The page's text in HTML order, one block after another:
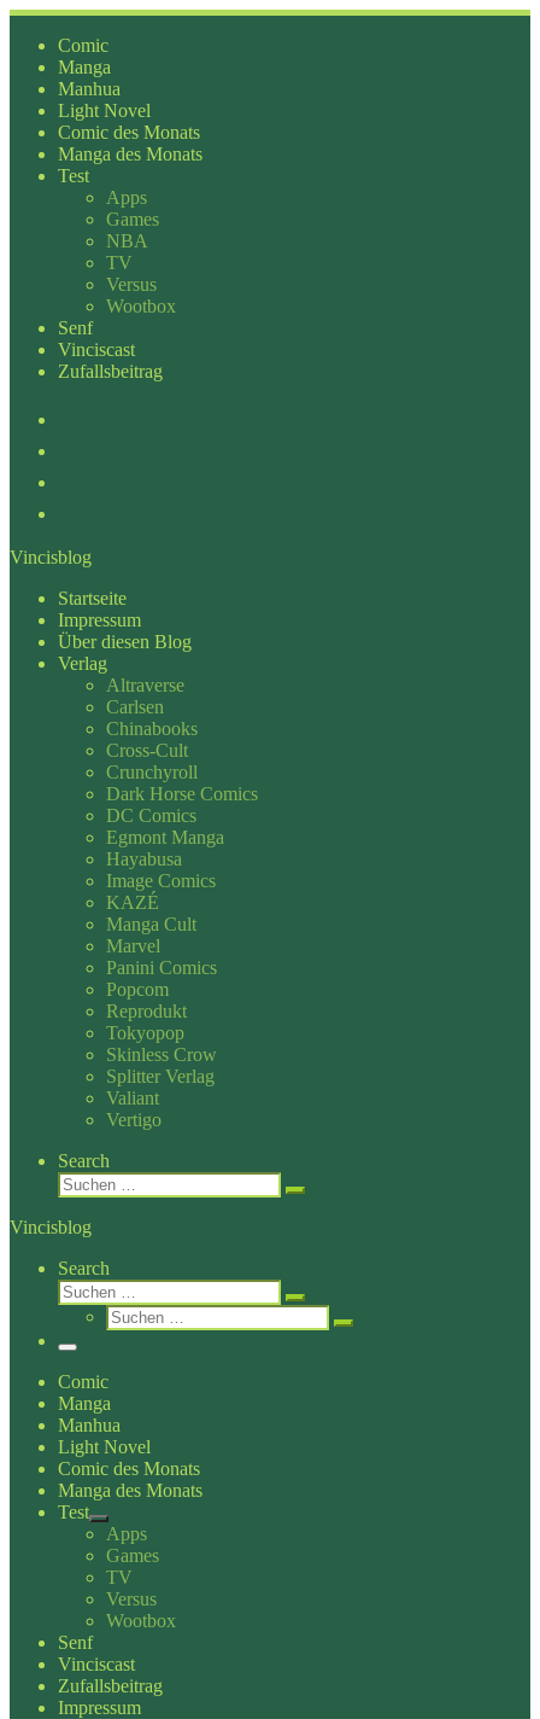
Zum
Inhalt
springen
Comic
Manga
Manhua
Light Novel
Comic des Monats
Manga des Monats
Test
Apps
Games
NBA
TV
Versus
Wootbox
Senf
Vinciscast
Zufallsbeitrag
Vincisblog
Startseite
Impressum
Über diesen Blog
Verlag
Altraverse
Carlsen
Chinabooks
Cross-Cult
Crunchyroll
Dark Horse Comics
DC Comics
Egmont Manga
Hayabusa
Image Comics
KAZÉ
Manga Cult
Marvel
Panini Comics
Popcom
Reprodukt
Tokyopop
Skinless Crow
Splitter Verlag
Valiant
Vertigo
Search
Suche
Suchen …
Vincisblog
Search
Suche
Suchen …
Suche
Suchen …
Menü
Comic
Manga
Manhua
Light Novel
Comic des Monats
Manga des Monats
Test
Apps
Games
TV
Versus
Wootbox
Senf
Vinciscast
Zufallsbeitrag
Impressum